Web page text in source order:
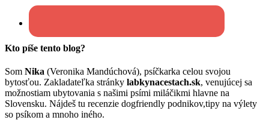
Kto píše tento blog?
Som Nika (Veronika Mandúchová), psíčkarka celou svojou
bytosťou. Zakladateľka stránky labkynacestach.sk, venujúcej sa
možnostiam ubytovania s našimi psími miláčikmi hlavne na
Slovensku. Nájdeš tu recenzie dogfriendly podnikov,tipy na výlety
so psíkom a mnoho iného.